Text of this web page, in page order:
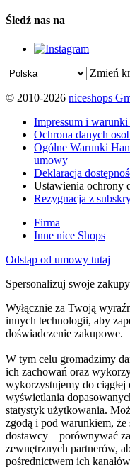
Śledź nas na
Zmień
© 2010-2026 niceshops
Impressum i
Ochrona danych
Ogólne Warunki
umowy
Deklaracja
Ustawienia ochrony
Rezygnacja z
Firma
Inne nice Shops
Odstąp od umowy tutaj
Spersonalizuj swoje zakupy
Wyłącznie za Twoją
innych technologii, aby
doświadczenie zakupowe.
W tym celu gromadzimy
ich zachowań oraz
wykorzystujemy do
wyświetlania
statystyk użytkowania.
zgodą i pod warunkiem, że
dostawcy – porównywać
zewnętrznych partnerów,
pośrednictwem ich